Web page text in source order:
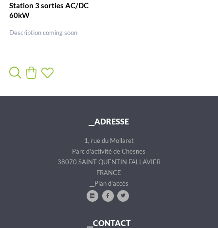
Station 3 sorties AC/DC
60kW
Description coming soon
__ADRESSE
1, rue du Mollaret
Parc d'activité de Chesnes
38070 SAINT QUENTIN FALLAVIER
FRANCE
__Plan d'accès
__CONTACT